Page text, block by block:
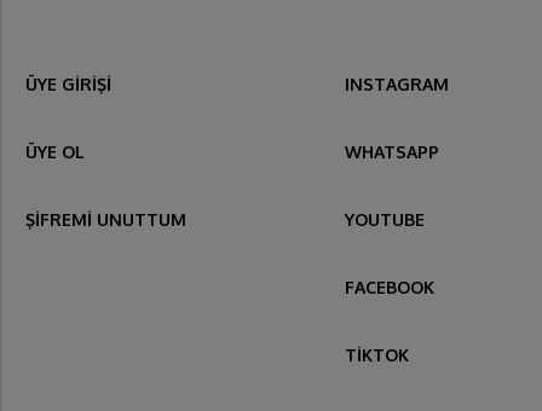
ÜYE GİRİŞİ
ÜYE OL
ŞİFREMİ UNUTTUM
INSTAGRAM
WHATSAPP
YOUTUBE
FACEBOOK
TİKTOK